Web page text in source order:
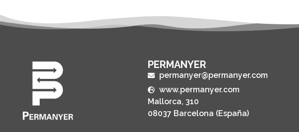
PERMANYER
permanyer@permanyer.com
www.permanyer.com
Mallorca, 310
08037 Barcelona (España)